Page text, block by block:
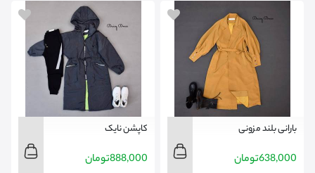
بارانی بلند مزونی
638,000تومان
کاپشن نایک
888,000تومان